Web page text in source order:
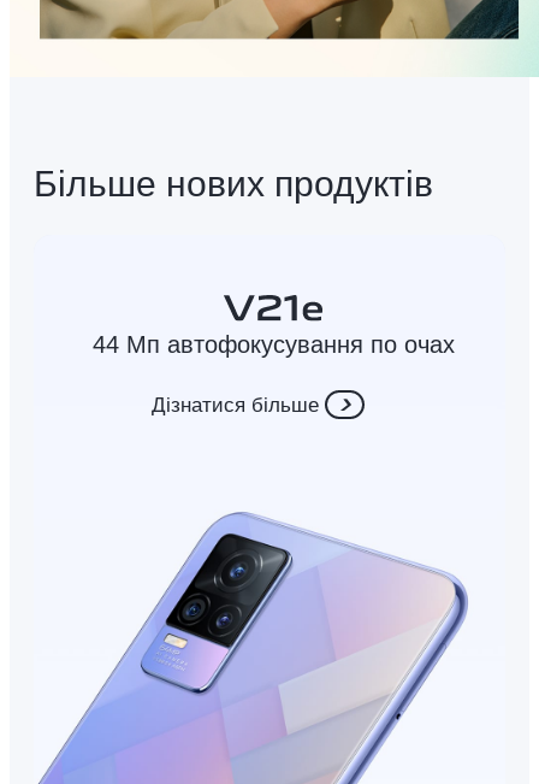
Більше нових продуктів
44 Мп автофокусування по очах
Дізнатися більше